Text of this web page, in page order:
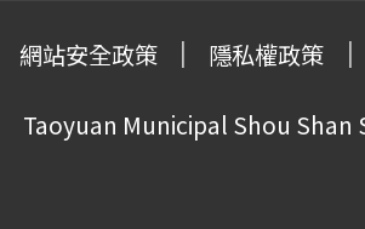
網站安全政策 隱私權政策
Taoyuan Municipal Shou Shan